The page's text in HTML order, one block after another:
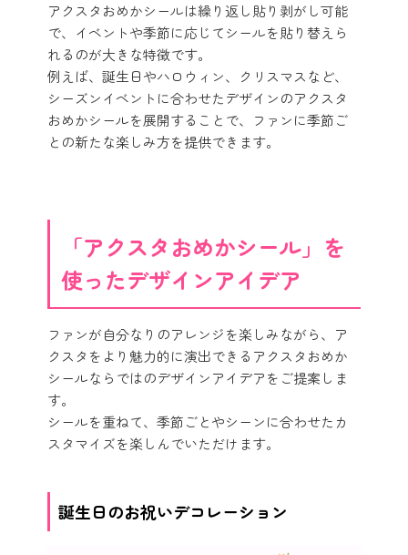
アクスタおめかシールは繰り返し貼り剥がし可能
で、イベントや季節に応じてシールを貼り替えら
れるのが大きな特徴です。
例えば、誕生日やハロウィン、クリスマスなど、
シーズンイベントに合わせたデザインのアクスタ
おめかシールを展開することで、ファンに季節ご
との新たな楽しみ方を提供できます。
「アクスタおめかシール」を
使ったデザインアイデア
ファンが自分なりのアレンジを楽しみながら、ア
クスタをより魅力的に演出できるアクスタおめか
シールならではのデザインアイデアをご提案しま
す。
シールを重ねて、季節ごとやシーンに合わせたカ
スタマイズを楽しんでいただけます。
誕生日のお祝いデコレーション